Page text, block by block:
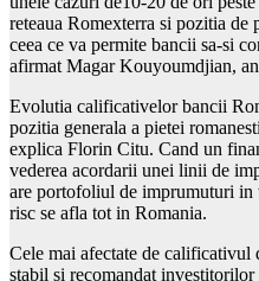
reteaua Romexterra si pozitia de
ceea ce va permite bancii sa-si
afirmat Magar Kouyoumdjian,
Evolutia calificativelor bancii
pozitia generala a pietei
explica Florin Citu. Cand un
vederea acordarii unei linii de
are portofoliul de imprumuturi in
risc se afla tot in Romania.
Cele mai afectate de calificativul
stabil si recomandat